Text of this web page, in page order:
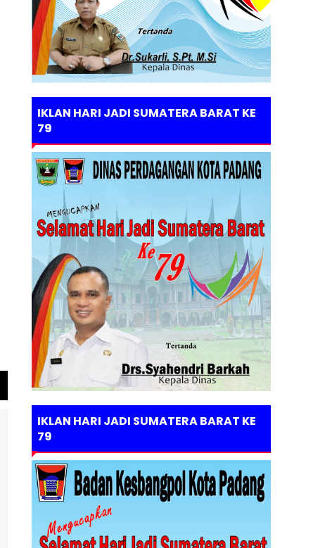
IKLAN HARI JADI SUMATERA BARAT KE
79
IKLAN HARI JADI SUMATERA BARAT KE
79